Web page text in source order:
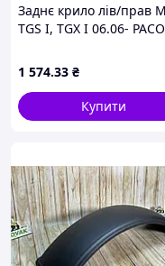
Заднє крило лів/прав
TGS I, TGX I 06.06-
1 574.33 ₴
Купити